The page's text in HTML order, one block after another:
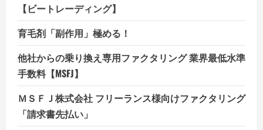
【ビートレーディング】
育毛剤「副作用」極める！
他社からの乗り換え専用ファクタリング 業界最低水準
手数料【MSFJ】
ＭＳＦＪ株式会社 フリーランス様向けファクタリング
「請求書先払い」